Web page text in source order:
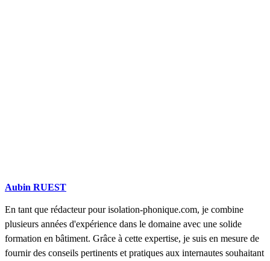
Aubin RUEST
En tant que rédacteur pour isolation-phonique.com, je combine
plusieurs années d'expérience dans le domaine avec une solide
formation en bâtiment. Grâce à cette expertise, je suis en mesure de
fournir des conseils pertinents et pratiques aux internautes souhaitant